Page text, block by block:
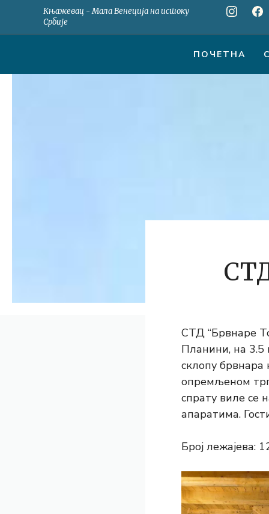
цонтент
Књажевац - Мала Венеција на истоку
Србије
ПОЧЕТНА
СТД “Брвнаре
Планини, на 3.5
склопу
опремљеном
спрату виле се
апаратима.
Број лежајева: